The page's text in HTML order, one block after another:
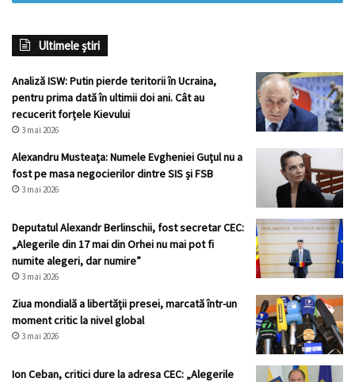
Ultimele știri
Analiză ISW: Putin pierde teritorii în Ucraina,
pentru prima dată în ultimii doi ani. Cât au
recucerit forțele Kievului
3 mai 2026
Alexandru Musteața: Numele Evgheniei Guțul nu a
fost pe masa negocierilor dintre SIS și FSB
3 mai 2026
Deputatul Alexandr Berlinschii, fost secretar CEC:
„Alegerile din 17 mai din Orhei nu mai pot fi
numite alegeri, dar numire”
3 mai 2026
Ziua mondială a libertății presei, marcată într-un
moment critic la nivel global
3 mai 2026
Ion Ceban, critici dure la adresa CEC: „Alegerile